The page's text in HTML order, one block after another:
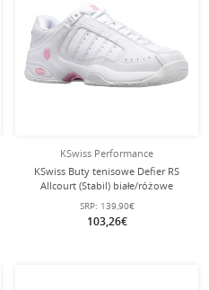
KSwiss Performance
KSwiss Buty tenisowe Defier RS
Allcourt (Stabil) białe/różowe
Damskie
SRP: 139,90€
103,26€